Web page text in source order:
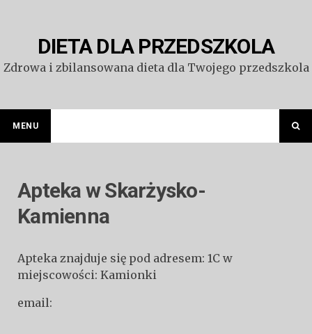
DIETA DLA PRZEDSZKOLA
Zdrowa i zbilansowana dieta dla Twojego przedszkola
MENU
Apteka w Skarżysko-
Kamienna
Apteka znajduje się pod adresem: 1C w
miejscowości: Kamionki
email: